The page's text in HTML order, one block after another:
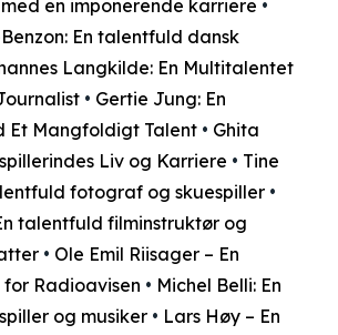
en imponerende karriere •
En talentfuld dansk
Langkilde: En Multitalentet
• Gertie Jung: En
Et Mangfoldigt Talent • Ghita
Liv og Karriere • Tine
fotograf og skuespiller •
talentfuld filminstruktør og
• Ole Emil Riisager – En
Radioavisen • Michel Belli: En
og musiker • Lars Høy – En